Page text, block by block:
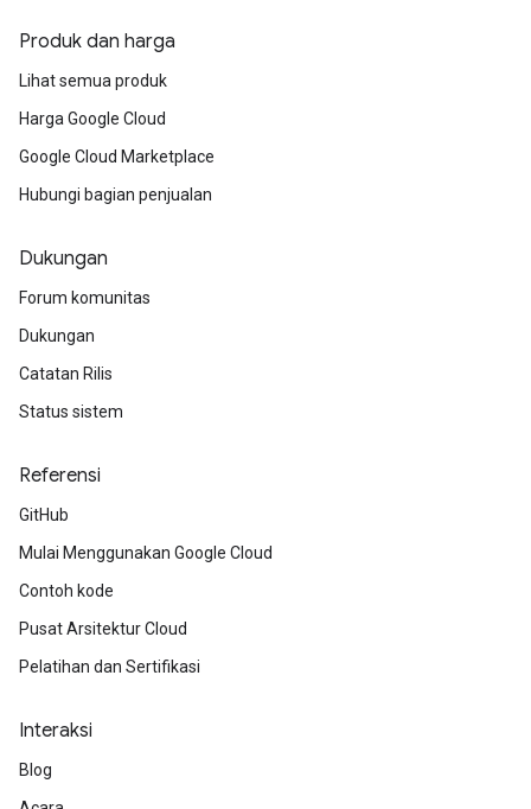
Produk dan harga
Lihat semua produk
Harga Google Cloud
Google Cloud Marketplace
Hubungi bagian penjualan
Dukungan
Forum komunitas
Dukungan
Catatan Rilis
Status sistem
Referensi
GitHub
Mulai Menggunakan Google Cloud
Contoh kode
Pusat Arsitektur Cloud
Pelatihan dan Sertifikasi
Interaksi
Blog